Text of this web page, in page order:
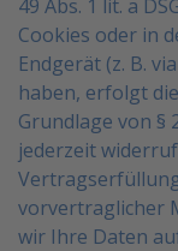
49 Abs. 1 lit. a
Cookies oder in
Endgerät (z. B.
haben, erfolgt
Grundlage von §
jederzeit
vorvertraglicher
wir Ihre Daten